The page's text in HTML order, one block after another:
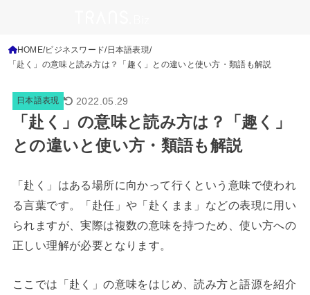
HOME ビジネスワード 日本語表現
「赴く」の意味と読み方は？「趣く」との違いと使い方・類語も解説
日本語表現 2022.05.29
「赴く」の意味と読み方は？「趣く」
との違いと使い方・類語も解説
「赴く」はある場所に向かって行くという意味で使われ
る言葉です。「赴任」や「赴くまま」などの表現に用い
られますが、実際は複数の意味を持つため、使い方への
正しい理解が必要となります。
ここでは「赴く」の意味をはじめ、読み方と語源を紹介